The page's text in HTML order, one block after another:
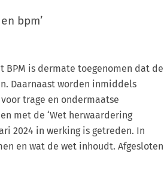
bpm’
BPM is dermate toegenomen dat de
Daarnaast worden inmiddels
trage en ondermaatse
met de ‘Wet herwaardering
2024 in werking is getreden. In
en wat de wet inhoudt. Afgesloten